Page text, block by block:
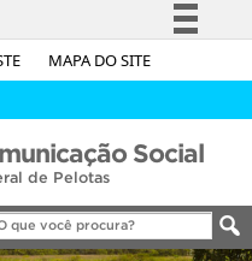
MAPA DO SITE
Simplifique!
Acesso à informação
Legislação
Canais
Social
de Pelotas